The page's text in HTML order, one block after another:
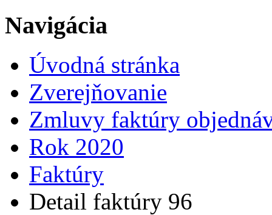
Navigácia
Úvodná stránka
Zverejňovanie
Zmluvy faktúry
Rok 2020
Faktúry
Detail faktúry 96